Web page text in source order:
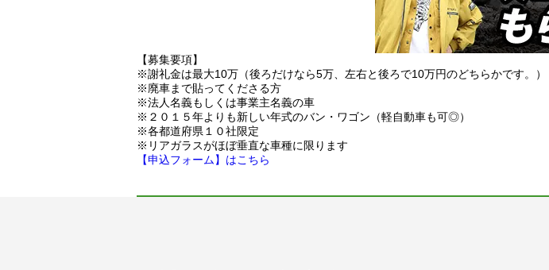
【募集要項】
※謝礼金は最大10万（後ろだけなら5万、左右と後ろで10万円のどちらかです。）
※廃車まで貼ってくださる方
※法人名義もしくは事業主名義の車
※２０１５年よりも新しい年式のバン・ワゴン（軽自動車も可◎）
※各都道府県１０社限定
※リアガラスがほぼ垂直な車種に限ります
【申込フォーム】はこちら